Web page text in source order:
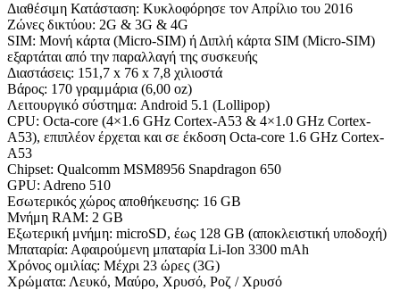
Διαθέσιμη Κατάσταση: Κυκλοφόρησε τον Απρίλιο του 2016
Ζώνες δικτύου: 2G & 3G & 4G
SIM: Μονή κάρτα (Micro-SIM) ή Διπλή κάρτα SIM (Micro-SIM)
εξαρτάται από την παραλλαγή της συσκευής
Διαστάσεις: 151,7 x 76 x 7,8 χιλιοστά
Βάρος: 170 γραμμάρια (6,00 oz)
Λειτουργικό σύστημα: Android 5.1 (Lollipop)
CPU: Octa-core (4×1.6 GHz Cortex-A53 & 4×1.0 GHz Cortex-
A53), επιπλέον έρχεται και σε έκδοση Octa-core 1.6 GHz Cortex-
A53
Chipset: Qualcomm MSM8956 Snapdragon 650
GPU: Adreno 510
Εσωτερικός χώρος αποθήκευσης: 16 GB
Μνήμη RAM: 2 GB
Εξωτερική μνήμη: microSD, έως 128 GB (αποκλειστική υποδοχή)
Μπαταρία: Αφαιρούμενη μπαταρία Li-Ion 3300 mAh
Χρόνος ομιλίας: Μέχρι 23 ώρες (3G)
Χρώματα: Λευκό, Μαύρο, Χρυσό, Ροζ / Χρυσό